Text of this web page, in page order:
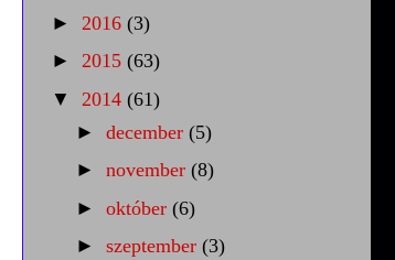
► 2016 (3)
► 2015 (63)
▼ 2014 (61)
► december (5)
► november (8)
► október (6)
► szeptember (3)